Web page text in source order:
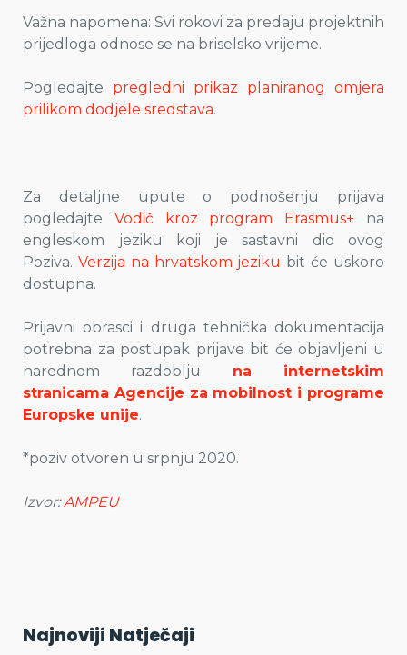
Važna napomena: Svi rokovi za predaju projektnih
prijedloga odnose se na briselsko vrijeme.
Pogledajte pregledni prikaz planiranog omjera
prilikom dodjele sredstava.
Za detaljne upute o podnošenju prijava
pogledajte Vodič kroz program Erasmus+ na
engleskom jeziku koji je sastavni dio ovog
Poziva. Verzija na hrvatskom jeziku bit će uskoro
dostupna.
Prijavni obrasci i druga tehnička dokumentacija
potrebna za postupak prijave bit će objavljeni u
narednom razdoblju na internetskim
stranicama Agencije za mobilnost i programe
Europske unije.
*poziv otvoren u srpnju 2020.
Izvor:AMPEU
Najnoviji Natječaji